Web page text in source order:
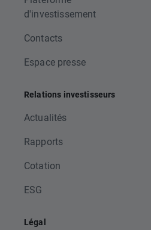
d'investissement
Contacts
Espace presse
Relations investisseurs
Actualités
Rapports
Cotation
ESG
Légal